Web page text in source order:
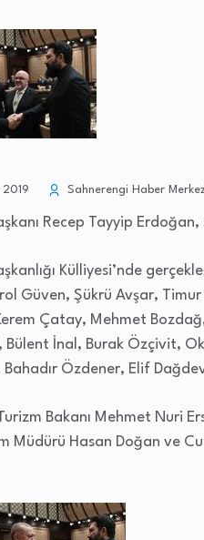
Sahnerengi Haber
Recep Tayyip
Külliyesi’nde
Güven, Şükrü Avşar,
Çatay, Mehmet
Bülent İnal, Burak Özçivit,
Özdener, Elif
Bakanı Mehmet Nuri
Müdürü Hasan Doğan ve